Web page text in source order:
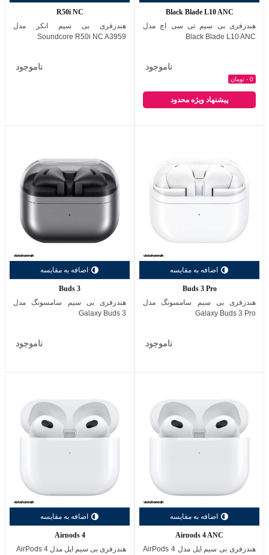
Black Blade L10 ANC
هندزفری بی سیم تی سی اچ مدل
Black Blade L10 ANC
ناموجود
0 - تومان
پیشنهاد ویژه محدود
R50i NC
هندزفری بی سیم انکر مدل
Soundcore R50i NC A3959
ناموجود
اضافه به مقایسه
Buds 3 Pro
هندزفری بی سیم سامسونگ مدل
Galaxy Buds 3 Pro
ناموجود
اضافه به مقایسه
Buds 3
هندزفری بی سیم سامسونگ مدل
Galaxy Buds 3
ناموجود
اضافه به مقایسه
Airpods 4 ANC
هندزفری بی سیم اپل مدل AirPods 4
اضافه به مقایسه
Airpods 4
هندزفری بی سیم اپل مدل AirPods 4